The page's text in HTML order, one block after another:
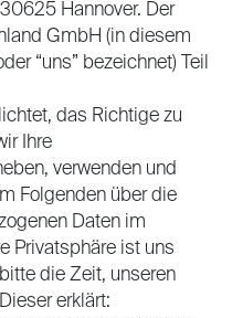
Hannover. Der
GmbH (in diesem
“uns” bezeichnet) Teil
das Richtige zu
Ihre
verwenden und
Folgenden über die
Daten im
Privatsphäre ist uns
die Zeit, unseren
erklärt: